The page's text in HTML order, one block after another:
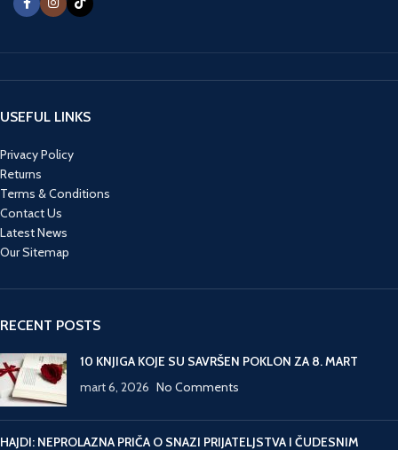
USEFUL LINKS
Privacy Policy
Returns
Terms & Conditions
Contact Us
Latest News
Our Sitemap
RECENT POSTS
10 KNJIGA KOJE SU SAVRŠEN POKLON ZA 8. MART
mart 6, 2026 No Comments
HAJDI: NEPROLAZNA PRIČA O SNAZI PRIJATELJSTVA I ČUDESNIM